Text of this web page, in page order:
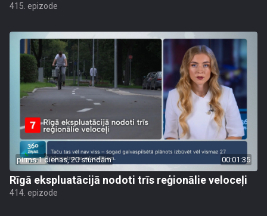
415. epizode
pirms 1 dienas, 20 stundām 00:01:35
Rīgā ekspluatācijā nodoti trīs reģionālie veloceļi
414. epizode